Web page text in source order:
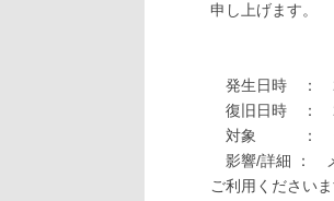
申し上げます。
発生日時 ：
復旧日時 ：
対象 ： シ
影響/詳細 ：
ご利用ください